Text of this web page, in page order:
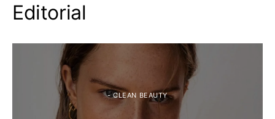
Editorial
- CLEAN BEAUTY